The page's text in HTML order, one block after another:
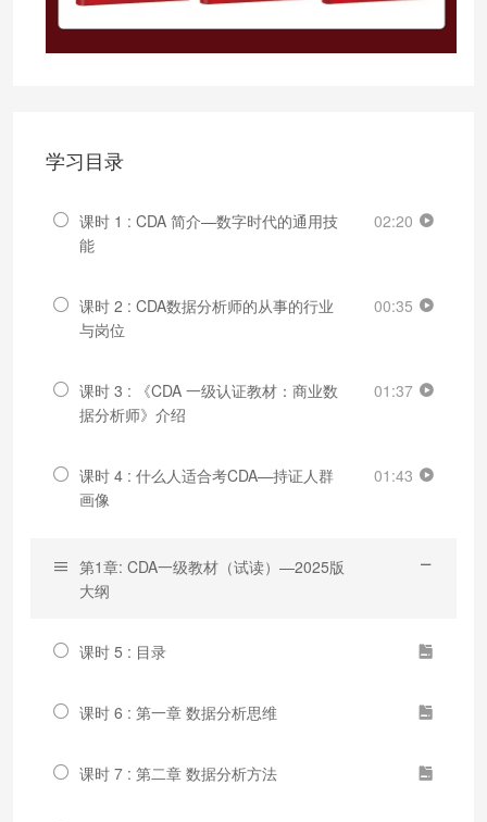
学习目录
课时 1 : CDA 简介—数字时代的通用技
能
02:20
课时 2 : CDA数据分析师的从事的行业
与岗位
00:35
课时 3 : 《CDA 一级认证教材：商业数
据分析师》介绍
01:37
课时 4 : 什么人适合考CDA—持证人群
画像
01:43
第1章: CDA一级教材（试读）—2025版
大纲
课时 5 : 目录
课时 6 : 第一章 数据分析思维
课时 7 : 第二章 数据分析方法